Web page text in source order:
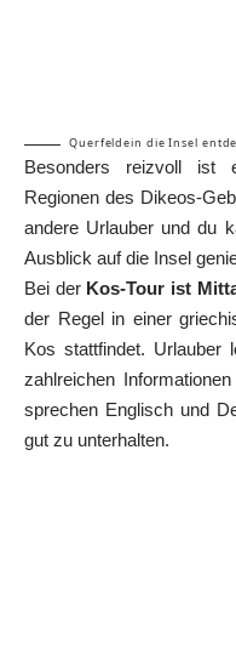
Querfeldein die Insel
Besonders reizvoll ist
Regionen des Dikeos-
andere Urlauber und du
Ausblick auf die Insel
Bei der Kos-Tour ist
der Regel in einer
Kos stattfindet. Urlauber
zahlreichen
sprechen Englisch und
gut zu unterhalten.